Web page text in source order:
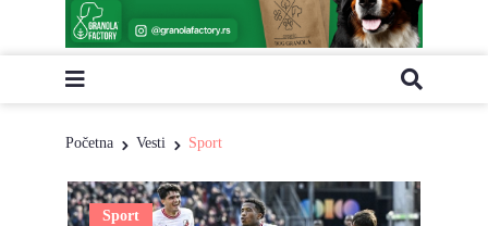
Početna Vesti Sport
Sport